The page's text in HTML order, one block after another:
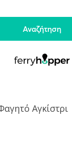
Αγκίστρι